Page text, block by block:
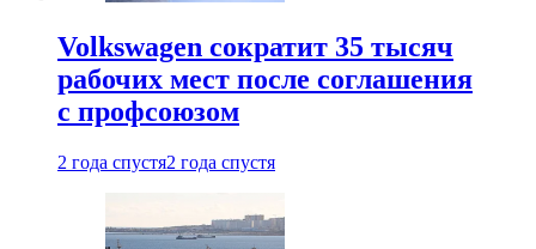
Volkswagen сократит 35 тысяч
рабочих мест после соглашения
с профсоюзом
2 года спустя2 года спустя